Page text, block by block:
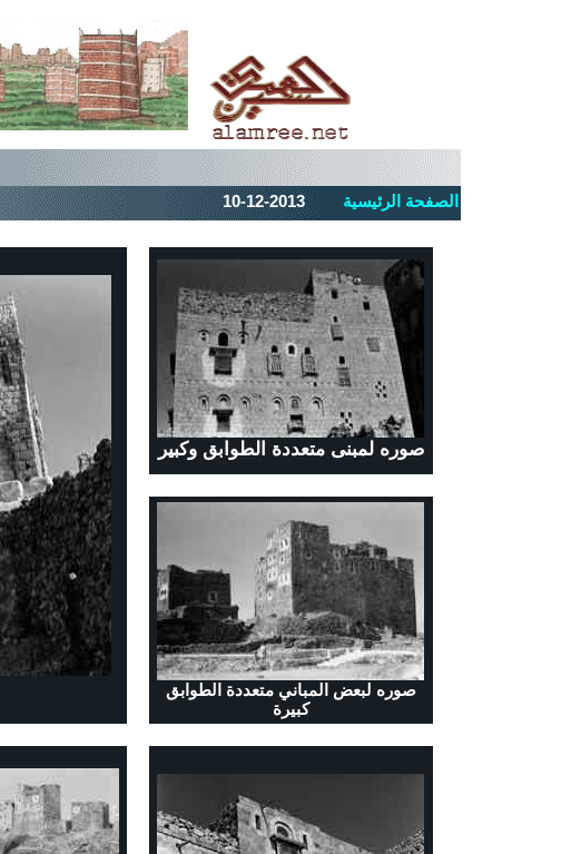
10-12-2013 الصفحة الرئيسية
صوره لمبنى متعددة الطوابق وكبير
صوره لبعض المباني متعددة الطوابق
كبيرة